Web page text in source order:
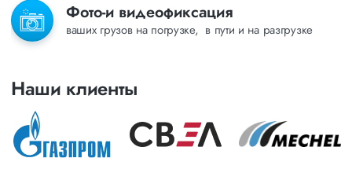
Фото-и видеофиксация
ваших грузов на погрузке, в пути и на разгрузке
Наши клиенты